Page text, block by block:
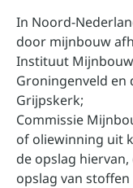
In Noord-
door mijnbouw
Instituut
Groningenveld en
Grijpskerk;
Commissie
of oliewinning uit
de opslag
opslag van